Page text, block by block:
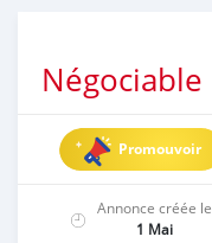
Négociable
Promouvoir
Annonce créée le
1 Mai